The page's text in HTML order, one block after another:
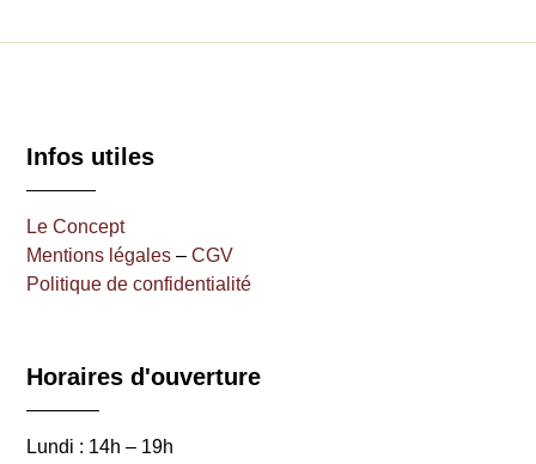
Infos utiles
Le Concept
Mentions légales –CGV
Politique de confidentialité
Horaires d'ouverture
Lundi : 14h – 19h